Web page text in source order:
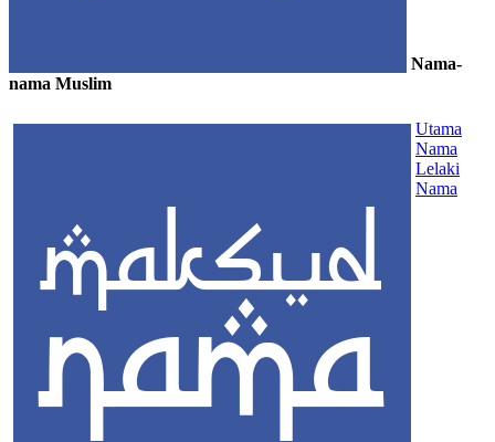
Nama-
nama Muslim
Utama
Nama
Lelaki
Nama